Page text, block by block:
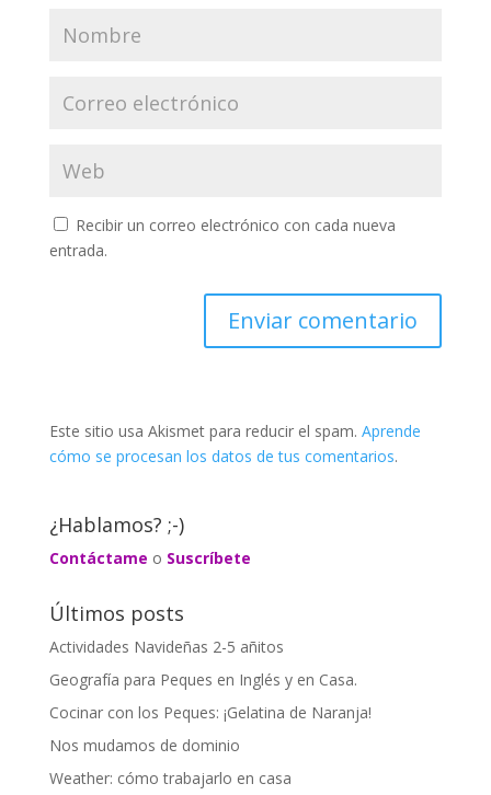
Recibir un correo electrónico con cada nueva
entrada.
Este sitio usa Akismet para reducir el spam. Aprende
cómo se procesan los datos de tus comentarios.
¿Hablamos? ;-)
Contáctame o Suscríbete
Últimos posts
Actividades Navideñas 2-5 añitos
Geografía para Peques en Inglés y en Casa.
Cocinar con los Peques: ¡Gelatina de Naranja!
Nos mudamos de dominio
Weather: cómo trabajarlo en casa